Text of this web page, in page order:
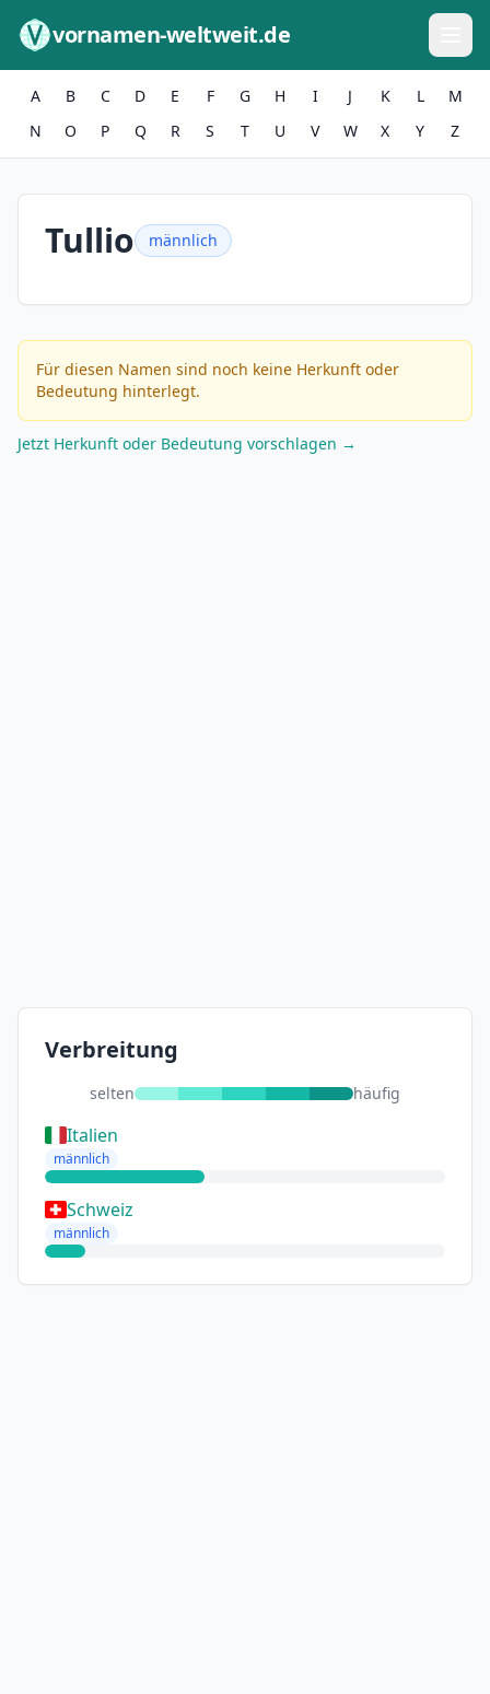
vornamen-weltweit.de
A B C D E F G H I J K L
M
N
O P Q R S T U V W X Y Z
Tullio männlich
Für diesen Namen sind noch keine Herkunft oder
Bedeutung hinterlegt.
Jetzt Herkunft oder Bedeutung vorschlagen →
Verbreitung
selten häufig
Italien
männlich
Schweiz
männlich